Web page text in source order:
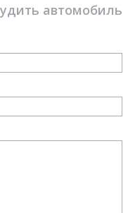
автомобиль